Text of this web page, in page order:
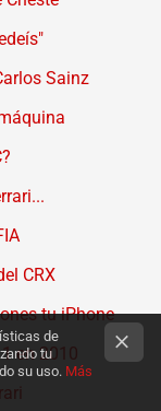
Sainz
CRX
tu iPhone
en 2010
de
tu
su uso. Más